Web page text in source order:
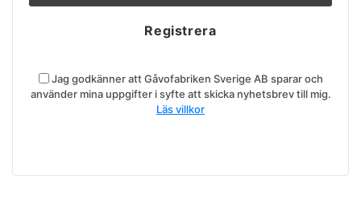
Jag godkänner att Gåvofabriken Sverige AB sparar och
använder mina uppgifter i syfte att skicka nyhetsbrev till mig.
Läs villkor